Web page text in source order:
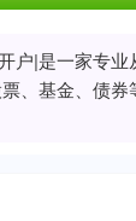
户|是一家专业
、基金、债